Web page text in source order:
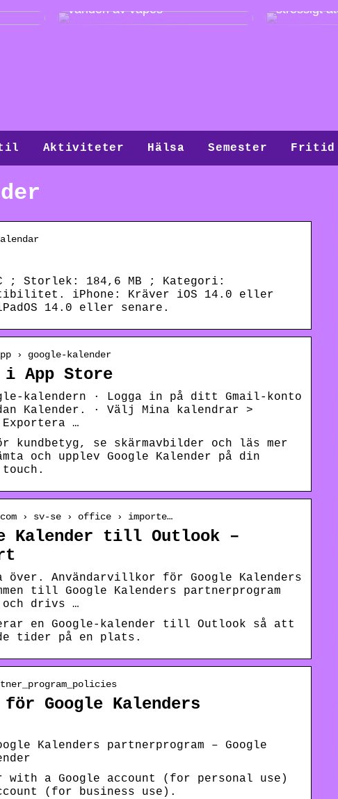
världen av vapes
stressigt
Aktiviteter Hälsa Semester Fritid
; Storlek: 184,6 MB ; Kategori:
iPhone: Kräver iOS 14.0 eller
14.0 eller senare.
› google-kalender
i App Store
kalendern · Logga in på ditt Gmail-konto
Kalender. · Välj Mina kalendrar >
…
kundbetyg, se skärmavbilder och läs mer
och upplev Google Kalender på din
› sv-se › office › importe…
Kalender till Outlook –
över. Användarvillkor för Google Kalenders
till Google Kalenders partnerprogram
och drivs …
en Google-kalender till Outlook så att
tider på en plats.
Google Kalenders
Kalenders partnerprogram – Google
with a Google account (for personal use)
(for business use).